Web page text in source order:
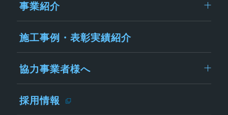
事業紹介
施工事例・表彰実績紹介
協力事業者様へ
採用情報